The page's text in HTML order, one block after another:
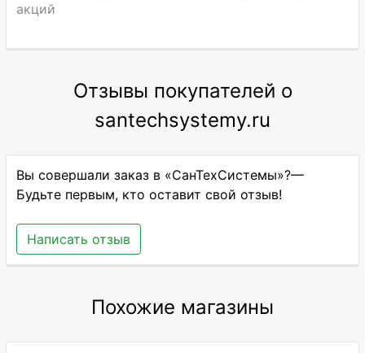
акций
Отзывы покупателей о
santechsystemy.ru
Вы совершали заказ в «СанТехСистемы»?—
Будьте первым, кто оставит свой отзыв!
Написать отзыв
Похожие магазины